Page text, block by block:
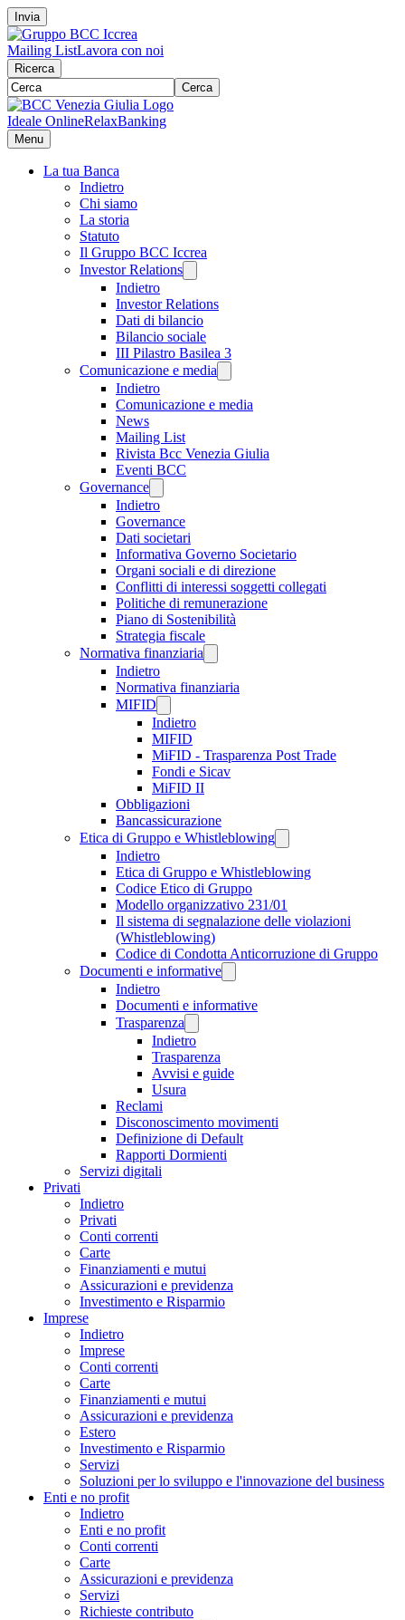
Invia
Mailing ListLavora con noi
Ricerca
Cerca
Ideale OnlineRelaxBanking
Menu
La tua Banca
Indietro
Chi siamo
La storia
Statuto
Il Gruppo BCC Iccrea
Investor Relations
Indietro
Investor Relations
Dati di bilancio
Bilancio sociale
III Pilastro Basilea 3
Comunicazione e media
Indietro
Comunicazione e media
News
Mailing List
Rivista Bcc Venezia Giulia
Eventi BCC
Governance
Indietro
Governance
Dati societari
Informativa Governo Societario
Organi sociali e di direzione
Conflitti di interessi soggetti collegati
Politiche di remunerazione
Piano di Sostenibilità
Strategia fiscale
Normativa finanziaria
Indietro
Normativa finanziaria
MIFID
Indietro
MIFID
MiFID - Trasparenza Post Trade
Fondi e Sicav
MiFID II
Obbligazioni
Bancassicurazione
Etica di Gruppo e Whistleblowing
Indietro
Etica di Gruppo e Whistleblowing
Codice Etico di Gruppo
Modello organizzativo 231/01
Il sistema di segnalazione delle violazioni
(Whistleblowing)
Codice di Condotta Anticorruzione di Gruppo
Documenti e informative
Indietro
Documenti e informative
Trasparenza
Indietro
Trasparenza
Avvisi e guide
Usura
Reclami
Disconoscimento movimenti
Definizione di Default
Rapporti Dormienti
Servizi digitali
Privati
Indietro
Privati
Conti correnti
Carte
Finanziamenti e mutui
Assicurazioni e previdenza
Investimento e Risparmio
Imprese
Indietro
Imprese
Conti correnti
Carte
Finanziamenti e mutui
Assicurazioni e previdenza
Estero
Investimento e Risparmio
Servizi
Soluzioni per lo sviluppo e l'innovazione del business
Enti e no profit
Indietro
Enti e no profit
Conti correnti
Carte
Assicurazioni e previdenza
Servizi
Richieste contributo